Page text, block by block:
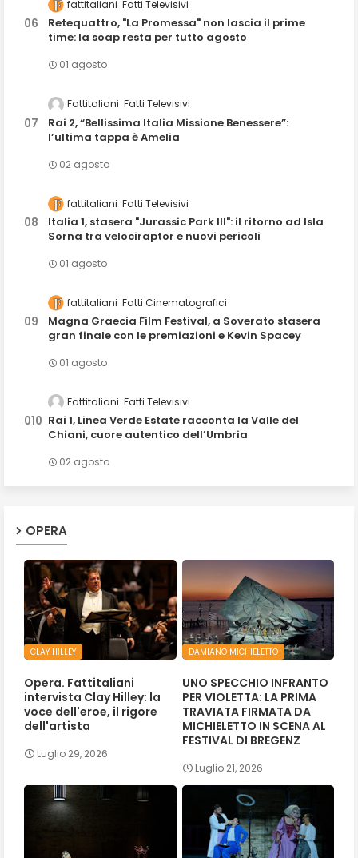
fattitaliani Fatti Televisivi
Retequattro, "La Promessa" non lascia il prime
time: la soap resta per tutto agosto
01 agosto
Fattitaliani Fatti Televisivi
Rai 2, “Bellissima Italia Missione Benessere”:
l’ultima tappa è Amelia
02 agosto
fattitaliani Fatti Televisivi
Italia 1, stasera "Jurassic Park III": il ritorno ad Isla
Sorna tra velociraptor e nuovi pericoli
01 agosto
fattitaliani Fatti Cinematografici
Magna Graecia Film Festival, a Soverato stasera
gran finale con le premiazioni e Kevin Spacey
01 agosto
Fattitaliani Fatti Televisivi
Rai 1, Linea Verde Estate racconta la Valle del
Chiani, cuore autentico dell’Umbria
02 agosto
OPERA
CLAY HILLEY
Opera. Fattitaliani
intervista Clay Hilley: la
voce dell'eroe, il rigore
dell'artista
Luglio 29, 2026
DAMIANO MICHIELETTO
UNO SPECCHIO INFRANTO
PER VIOLETTA: LA PRIMA
TRAVIATA FIRMATA DA
MICHIELETTO IN SCENA AL
FESTIVAL DI BREGENZ
Luglio 21, 2026